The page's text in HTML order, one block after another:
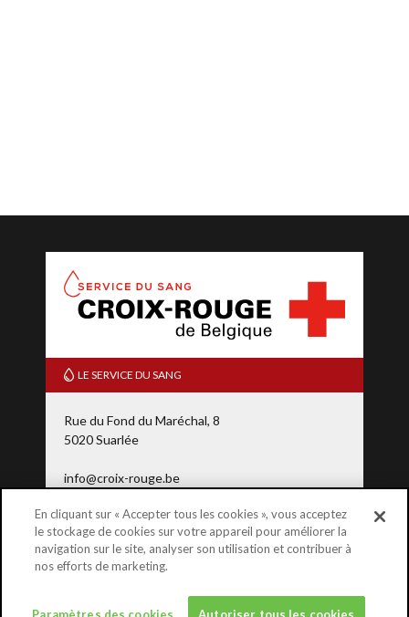
LE SERVICE DU SANG
Rue du Fond du Maréchal, 8
5020 Suarlée
info@croix-rouge.be
0800 92 245(N° gratuit)
DONNER
En cliquant sur « Accepter tous les cookies », vous acceptez
le stockage de cookies sur votre appareil pour améliorer la
navigation sur le site, analyser son utilisation et contribuer à
nos efforts de marketing.